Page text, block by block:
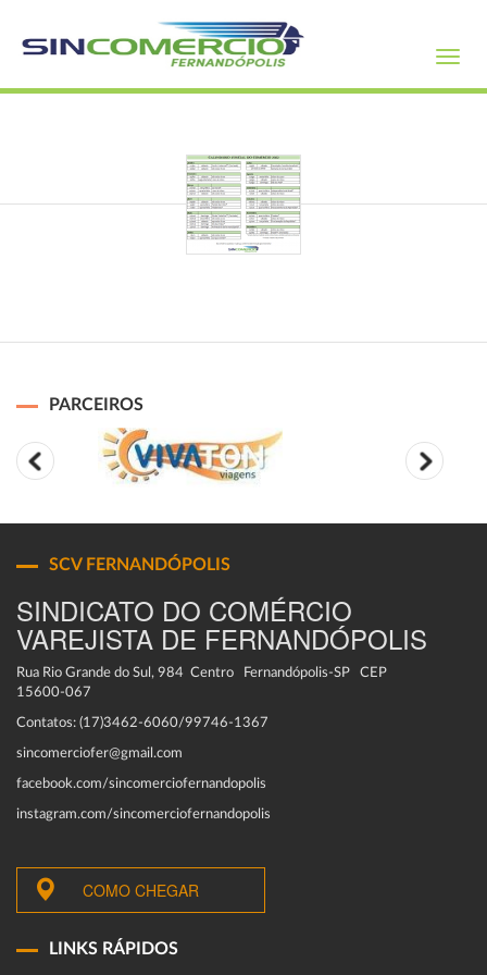
PARCEIROS
SCV FERNANDÓPOLIS
SINDICATO DO COMÉRCIO
VAREJISTA DE FERNANDÓPOLIS
Rua Rio Grande do Sul, 984 Centro Fernandópolis-SP CEP
15600-067
Contatos: (17)3462-6060/99746-1367
sincomerciofer@gmail.com
facebook.com/sincomerciofernandopolis
instagram.com/sincomerciofernandopolis
COMO CHEGAR
LINKS RÁPIDOS